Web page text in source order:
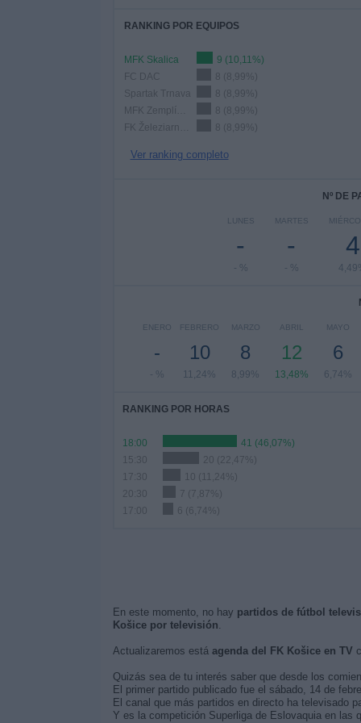
RANKING POR EQUIPOS
MFK Skalica
9 (10,11%)
FC DAC
8 (8,99%)
Spartak Trnava
8 (8,99%)
8 (8,99%)
8 (8,99%)
Ver ranking completo
Nº DE
LUNES
-
- %
MARTES
-
- %
4
ENERO
-
- %
FEBRERO
10
11,24%
MARZO
8
8,99%
ABRIL
12
13,48%
MAYO
6
6,74%
RANKING POR HORAS
18:00
41 (46,07%)
15:30
20 (22,47%)
17:30
10 (11,24%)
20:30
7 (7,87%)
17:00
6 (6,74%)
En este momento, no hay partidos de fútbol
Košice por televisión.
Actualizaremos está agenda del FK Košice en TV
Quizás sea de tu interés saber que desde los
El primer partido publicado fue el sábado, 14 de
El canal que más partidos en directo ha televisado
Y es la competición Superliga de Eslovaquia en